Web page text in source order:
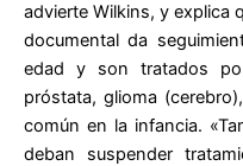
advierte Wilkins, y explica
documental da
edad y son tratados
próstata, glioma
común en la infancia.
deban suspender